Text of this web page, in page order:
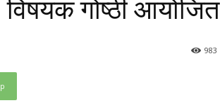
गोष्ठी आयोजित
983